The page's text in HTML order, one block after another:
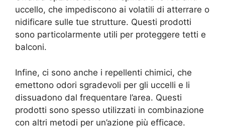
uccello, che impediscono ai volatili di atterrare o
nidificare sulle tue strutture. Questi prodotti
sono particolarmente utili per proteggere tetti e
balconi.
Infine, ci sono anche i repellenti chimici, che
emettono odori sgradevoli per gli uccelli e li
dissuadono dal frequentare l’area. Questi
prodotti sono spesso utilizzati in combinazione
con altri metodi per un’azione più efficace.